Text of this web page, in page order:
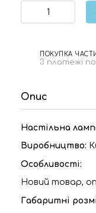
ПОКУПКА
3 платежі по
Опис
Настільна
Виробництво:
Особливості:
Новий товар,
Габаритні